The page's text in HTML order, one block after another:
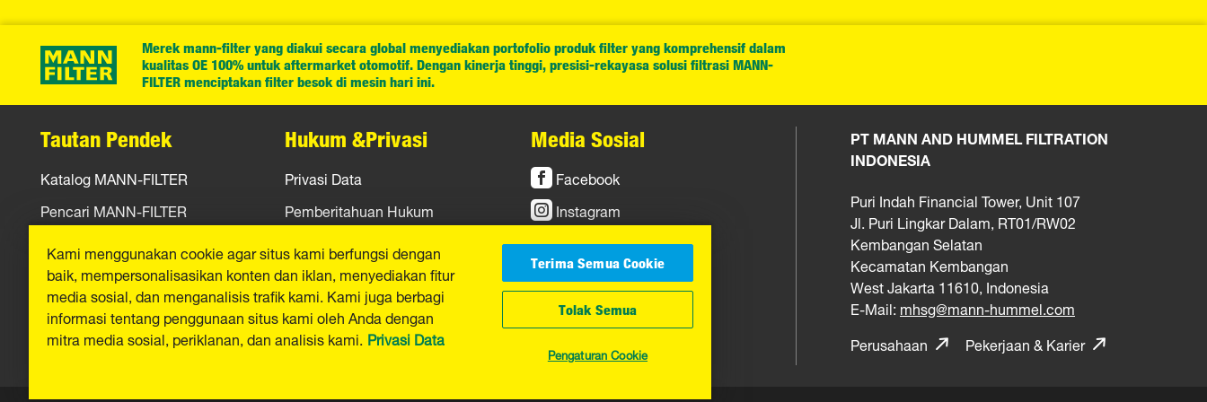
Merek mann-filter yang diakui secara global menyediakan portofolio produk filter yang komprehensif dalam
kualitas OE 100% untuk aftermarket otomotif. Dengan kinerja tinggi, presisi-rekayasa solusi filtrasi MANN-
FILTER menciptakan filter besok di mesin hari ini.
Tautan Pendek
Katalog MANN-FILTER
Pencari MANN-FILTER
Peras
Kontak
Hukum &Privasi
Privasi Data
Pemberitahuan Hukum
Jejak
Media Sosial
Facebook
Instagram
YouTube
PT MANN AND HUMMEL FILTRATION
INDONESIA
Puri Indah Financial Tower, Unit 107
Jl. Puri Lingkar Dalam, RT01/RW02
Kembangan Selatan
Kecamatan Kembangan
West Jakarta 11610, Indonesia
E-Mail: mhsg@mann-hummel.com
Perusahaan
Pekerjaan & Karier
Kami menggunakan cookie agar situs kami berfungsi dengan
baik, mempersonalisasikan konten dan iklan, menyediakan fitur
media sosial, dan menganalisis trafik kami. Kami juga berbagi
informasi tentang penggunaan situs kami oleh Anda dengan
mitra media sosial, periklanan, dan analisis kami. Privasi Data
Terima Semua Cookie
Tolak Semua
Pengaturan Cookie